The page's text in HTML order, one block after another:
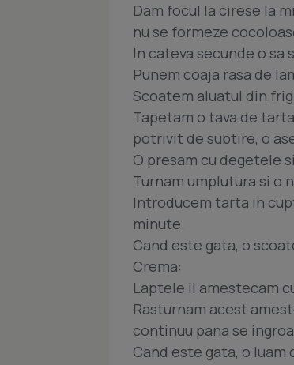
Dam focul la cirese la
nu se formeze
In cateva secunde o
Punem coaja rasa de
Scoatem aluatul din
Tapetam o tava de
potrivit de subtire, o
O presam cu degetele
Turnam umplutura si o
Introducem tarta in
minute.
Cand este gata, o
Crema:
Laptele il amestecam
Rasturnam acest
continuu pana se
Cand este gata, o luam